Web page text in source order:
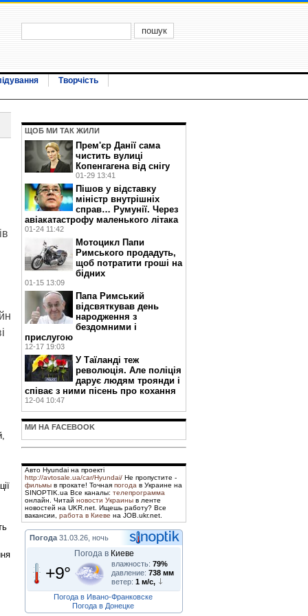
Творчість
ЩОБ МИ ТАК ЖИЛИ
Прем'єр Данії сама
чистить вулиці
Копенгагена від снігу
01-29 13:41
Пішов у відставку
міністр внутрішніх
справ… Румунії. Через
авіакатастрофу маленького літака
01-24 11:42
Мотоцикл Папи
Римського продадуть,
щоб потратити гроші на
бідних
01-15 13:09
Папа Римський
відсвяткував день
народження з
бездомними і
прислугою
12-17 19:03
У Таїланді теж
революція. Але поліція
дарує людям троянди і
співає з ними пісень про кохання
12-04 10:47
МИ НА FACEBOOK
Авто Hyundai на проекті
http://avtosale.ua/car/Hyundai/ Не пропустите -
фильмы в прокате! Точная погода в Украине на
SINOPTIK.ua Все каналы: телепрограмма
онлайн. Читай новости Украины в ленте
новостей на UKR.net. Ищешь работу? Все
вакансии, работа в Киеве на JOB.ukr.net.
Погода 31.03.26, ночь
Погода в Киеве
+9° влажность: 79%
давление: 738 мм
ветер: 1 м/с,
Погода в Ивано-Франковске
Погода в Донецке